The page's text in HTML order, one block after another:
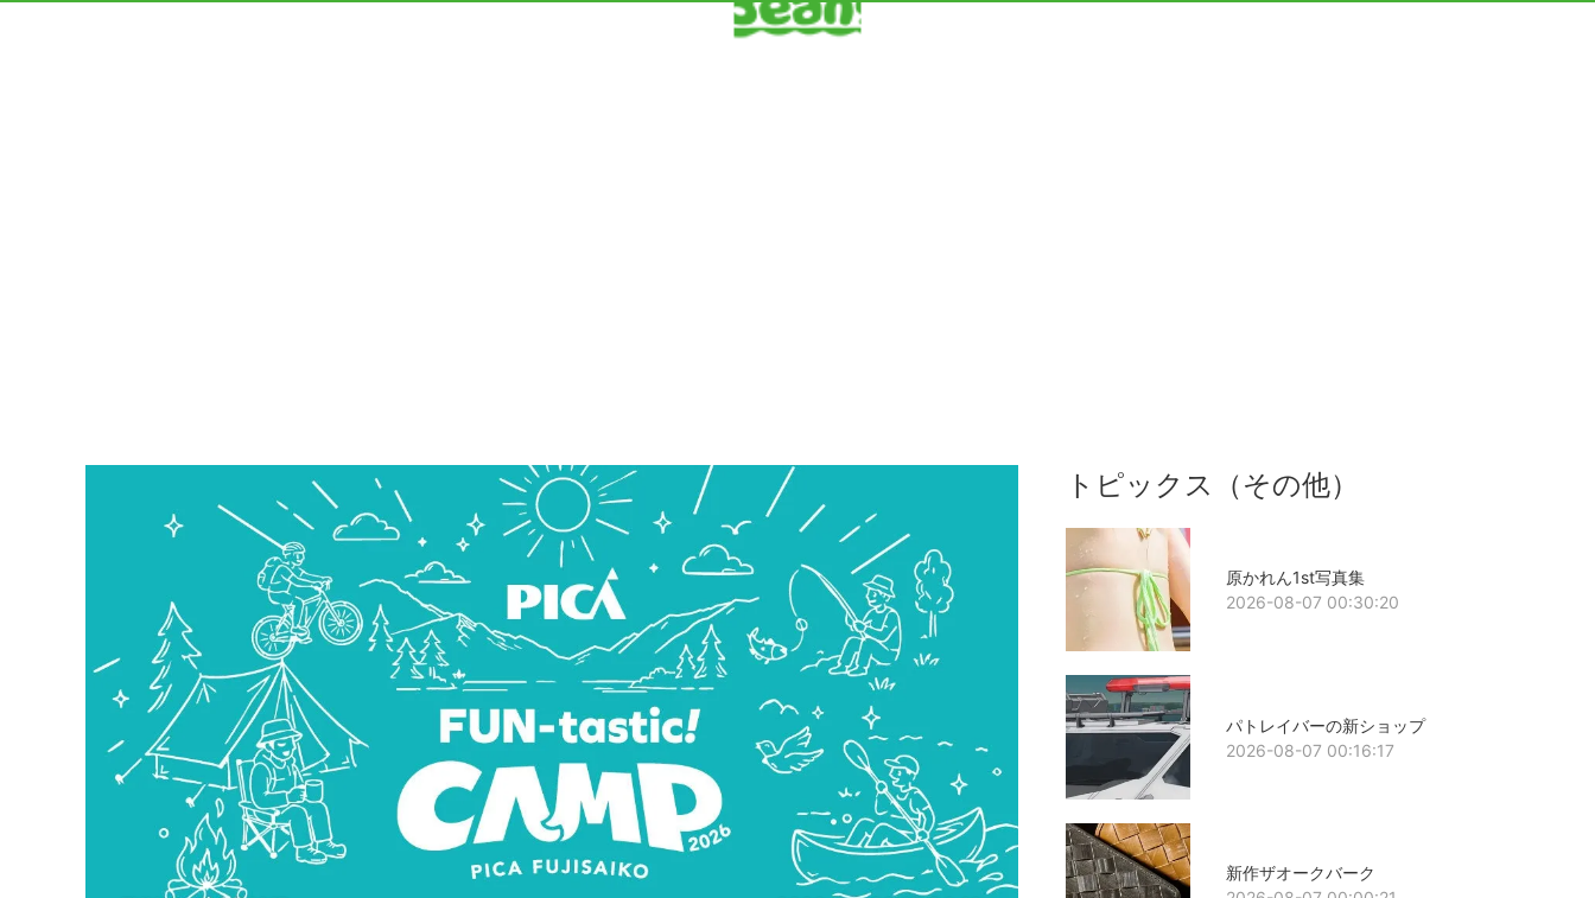
トピックス（その他）
原かれん1st写真集
2026-08-07 00:30:20
パトレイバーの新ショップ
2026-08-07 00:16:17
新作ザオークバーク